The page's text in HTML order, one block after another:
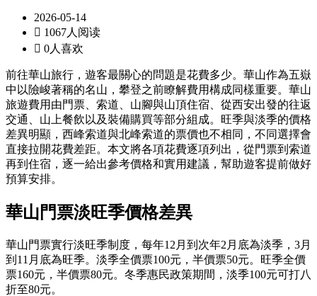
2026-05-14
 1067人阅读
 0人喜欢
前往華山旅行，遊客最關心的問題是花費多少。華山作為五嶽
中以險峻著稱的名山，攀登之前瞭解費用構成同樣重要。華山
旅遊費用由門票、索道、山腳與山頂住宿、從西安出發的往返
交通、山上餐飲以及裝備購買等部分組成。旺季與淡季的價格
差異明顯，西峰索道與北峰索道的票價也不相同，不同選擇會
直接拉開花費差距。本文將各項花費逐項列出，從門票到索道
再到住宿，逐一給出參考價格和實用建議，幫助遊客提前做好
預算安排。
華山門票淡旺季價格差異
華山門票實行淡旺季制度，每年12月到次年2月底為淡季，3月
到11月底為旺季。淡季全價票100元，半價票50元。旺季全價
票160元，半價票80元。冬季惠民政策期間，淡季100元可打八
折至80元。